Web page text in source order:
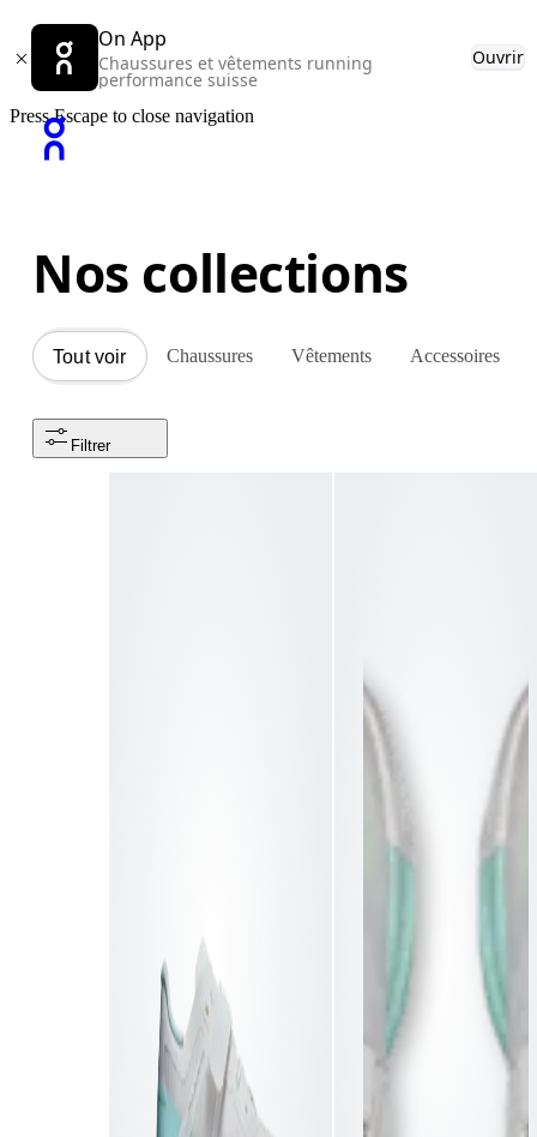
On App
Chaussures et vêtements running
performance suisse
Ouvrir
Press Escape to close navigation
Nos collections
Tout voir Chaussures Vêtements Accessoires
Filtrer